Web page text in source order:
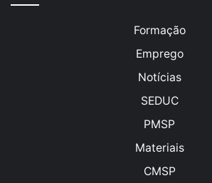
Formação
Emprego
Notícias
SEDUC
PMSP
Materiais
CMSP